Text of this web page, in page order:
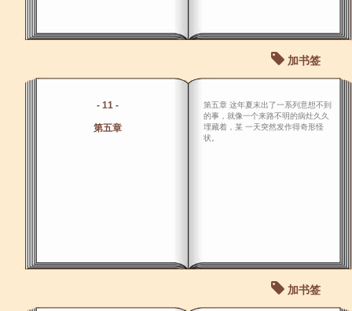
加书签
- 11 -
第五章
第五章 这年夏末出了一系列意想不到
的事，就像一个来路不明的病灶久久
埋藏着，某 一天突然发作得奇形怪
状。
加书签